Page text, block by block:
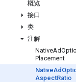
概览
接口
类
注解
NativeAd
Placement
NativeAd
AspectRatio